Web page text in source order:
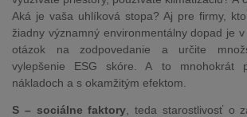
Aká je vaša uhlíková stopa? Aj pre firmy,
žiadny významný environmentálny dopad je
otázok na zodpovedanie a určite
vylepšenie ESG skóre. A to mnohokrát
nákladoch a s okamžitým efektom.
S – sociálne faktory , teda starostlivosť o